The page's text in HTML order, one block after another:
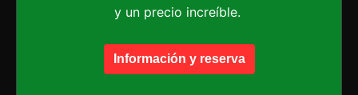
y un precio increíble.
Información y reserva